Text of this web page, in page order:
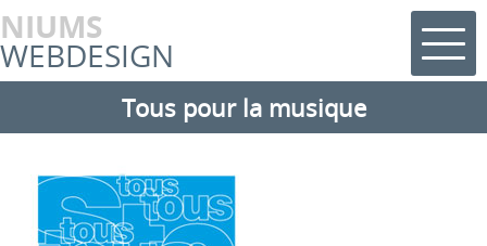
NIUMS
WEBDESIGN
Tous pour la musique